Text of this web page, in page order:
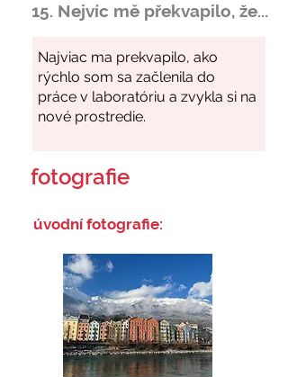
15. Nejvíc mě překvapilo, že...
fotografie
úvodní fotografie: